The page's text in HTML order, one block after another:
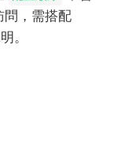
問，需搭配
。